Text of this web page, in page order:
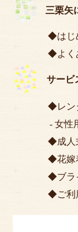
三栗矢
はじ
よく
サービ
レ
女性
成
花嫁
ブラ
ご